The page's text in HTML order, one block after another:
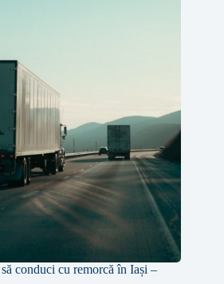
conduci cu remorcă în Iași –